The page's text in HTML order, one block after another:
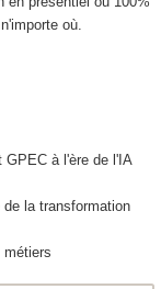
où.
à l'ère de l'IA
la transformation
métiers